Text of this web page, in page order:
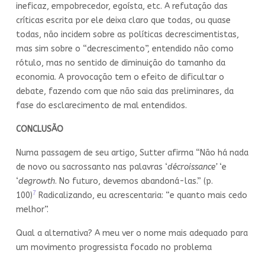
ineficaz, empobrecedor, egoísta, etc. A refutação das
críticas escrita por ele deixa claro que todas, ou quase
todas, não incidem sobre as políticas decrescimentistas,
mas sim sobre o “decrescimento”, entendido não como
rótulo, mas no sentido de diminuição do tamanho da
economia. A provocação tem o efeito de dificultar o
debate, fazendo com que não saia das preliminares, da
fase do esclarecimento de mal entendidos.
CONCLUSÃO
Numa passagem de seu artigo, Sutter afirma “Não há nada
de novo ou sacrossanto nas palavras ‘décroissance’‘e
‘degrowth. No futuro, devemos abandoná-las.” (p.
100)7 Radicalizando, eu acrescentaria: “e quanto mais cedo
melhor”.
Qual a alternativa? A meu ver o nome mais adequado para
um movimento progressista focado no problema